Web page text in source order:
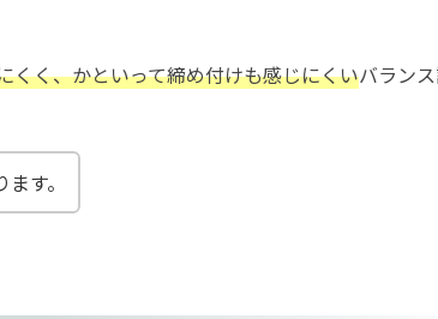
くく、かといって締め付けも感じにくいバラン
す。